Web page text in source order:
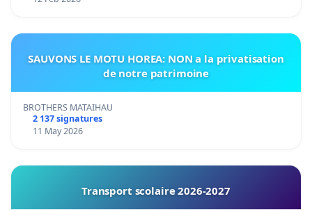
SAUVONS LE MOTU HOREA: NON a la privatisation
de notre patrimoine
BROTHERS MATAIHAU
2 137 signatures
11 May 2026
Transport scolaire 2026-2027